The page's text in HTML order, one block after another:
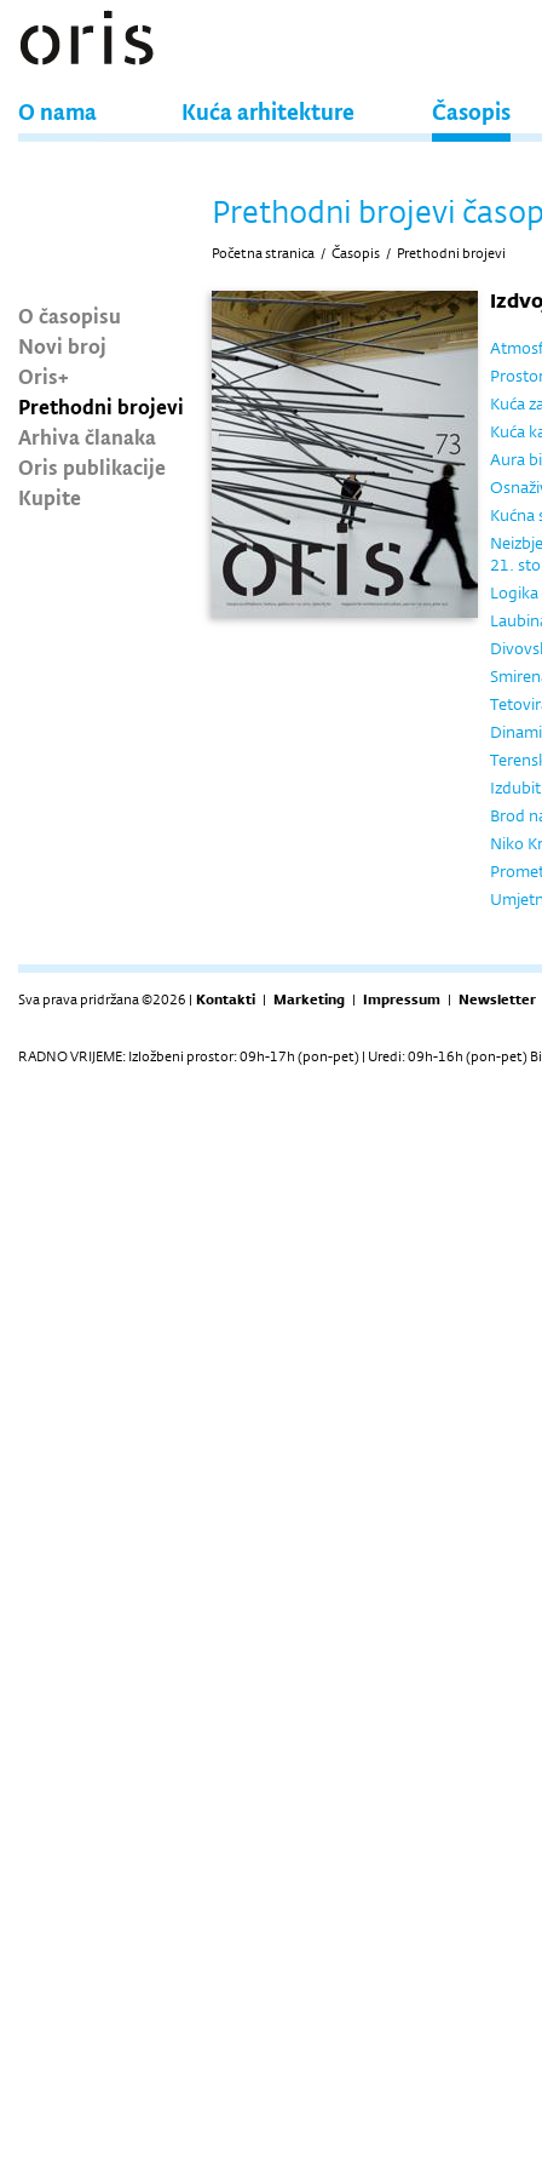
O nama Kuća arhitekture Časopis
O časopisu
Novi broj
Oris+
Prethodni brojevi
Arhiva članaka
Oris publikacije
Kupite
Prethodni brojevi
Početna stranica / Časopis / Prethodni brojevi
Kuća
Kuća
Aura
Kućna
21.
Brod
Niko
Sva prava pridržana ©2026 | Kontakti | Marketing | Impressum | Newsletter
RADNO VRIJEME: Izložbeni prostor: 09h-17h (pon-pet) | Uredi: 09h-16h (pon-pet)